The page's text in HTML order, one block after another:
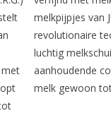
met
melkpijpjes van
revolutionaire
luchtig
aanhoudende
melk gewoon